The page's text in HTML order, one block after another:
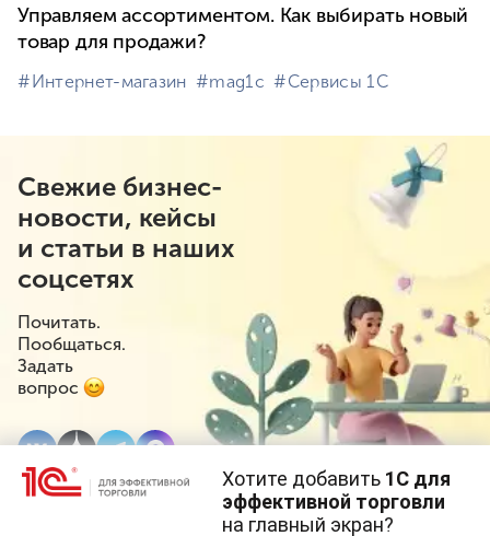
Управляем ассортиментом. Как выбирать новый
товар для продажи?
#⁣Интернет-магазин #⁣mag1c #⁣Сервисы 1С
Свежие бизнес-
новости, кейсы
и статьи в наших
соцсетях
Почитать.
Пообщаться.
Задать
вопрос
cookie-файлы (файлы с данными о прошлых
Хотите добавить 1С для
эффективной торговли
на главный экран?